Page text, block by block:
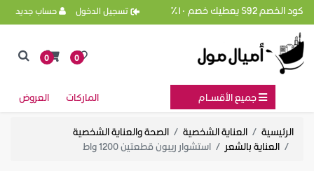
كود الخصم S92 يعطيك خصم ١٠٪ تسجيل الدخول حساب جديد
0
0
جميع الأقســام الماركات العروض
الرئيسية العناية الشخصية
الصحة والعناية الشخصية
العناية بالشعر
استشوار ريبون قطعتين 1200 واط